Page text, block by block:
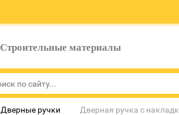
Строительные материалы
Дверные ручки Дверная ручка с